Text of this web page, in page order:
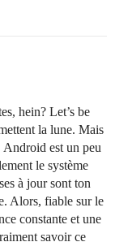
hein? Let’s be
la lune. Mais
Android est un peu
le système
à jour sont ton
Alors, fiable sur le
constante et une
savoir ce